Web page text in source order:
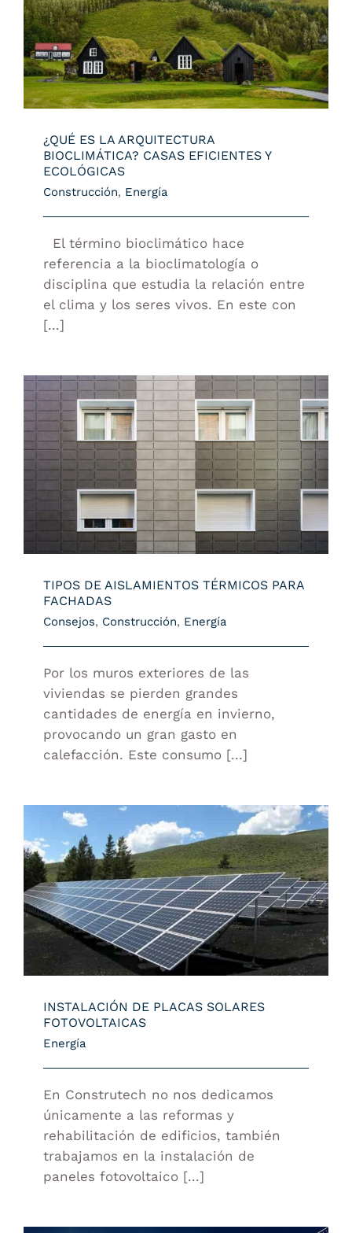
¿QUÉ ES LA ARQUITECTURA
BIOCLIMÁTICA? CASAS EFICIENTES Y
ECOLÓGICAS
¿QUÉ ES LA ARQUITECTURA
BIOCLIMÁTICA? CASAS EFICIENTES Y
ECOLÓGICAS
Construcción, Energía
El término bioclimático hace
referencia a la bioclimatología o
disciplina que estudia la relación entre
el clima y los seres vivos. En este con
[...]
TIPOS DE AISLAMIENTOS TÉRMICOS
PARA FACHADAS
TIPOS DE AISLAMIENTOS TÉRMICOS PARA
FACHADAS
Consejos, Construcción, Energía
Por los muros exteriores de las
viviendas se pierden grandes
cantidades de energía en invierno,
provocando un gran gasto en
calefacción. Este consumo [...]
INSTALACIÓN DE PLACAS SOLARES
FOTOVOLTAICAS
INSTALACIÓN DE PLACAS SOLARES
FOTOVOLTAICAS
Energía
En Construtech no nos dedicamos
únicamente a las reformas y
rehabilitación de edificios, también
trabajamos en la instalación de
paneles fotovoltaico [...]